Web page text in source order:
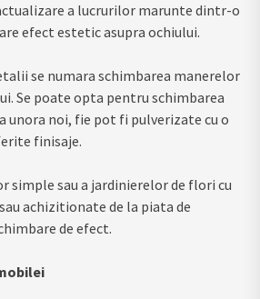
a lucrurilor marunte dintr-o
efect estetic asupra ochiului.
se numara schimbarea manerelor
Se poate opta pentru schimbarea
unora noi, fie pot fi pulverizate cu o
finisaje.
simple sau a jardinierelor de flori cu
achizitionate de la piata de
de efect.